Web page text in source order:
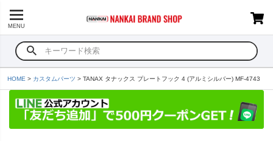
MENU
HOME カスタムパーツ TANAX タナックス プレートフック 4 (アルミシルバー) MF-4743